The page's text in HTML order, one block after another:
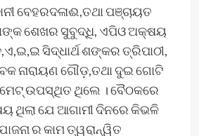
ବେହରଦଳାଈ,ତଥା ପଞ୍ଚାୟତ
ଶେଖର ସୁବୁଦ୍ଧି, ଏପିଓ ଅକ୍ଷୟ
ସିଦ୍ଧାର୍ଥ ଶଙ୍କର ତ୍ରିପାଠୀ,
ନାରାୟଣ ଗୌଡ଼,ତଥା ଦୁଇ ଗୋଟି
ଉପସ୍ଥିତ ଥିଲେ । ବୈଠକରେ
ଥିଲା ଯେ ଆଗାମୀ ଦିନରେ କିଭଳି
ର କାମ ତ୍ୱରାନ୍ୱିତ